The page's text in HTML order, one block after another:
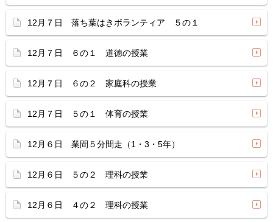
12月７日 落ち葉はきボランティア ５の１
12月７日 ６の１ 道徳の授業
12月７日 ６の２ 家庭科の授業
12月７日 ５の１ 体育の授業
12月６日 業間５分間走（1・3・5年）
12月６日 ５の２ 理科の授業
12月６日 ４の２ 理科の授業